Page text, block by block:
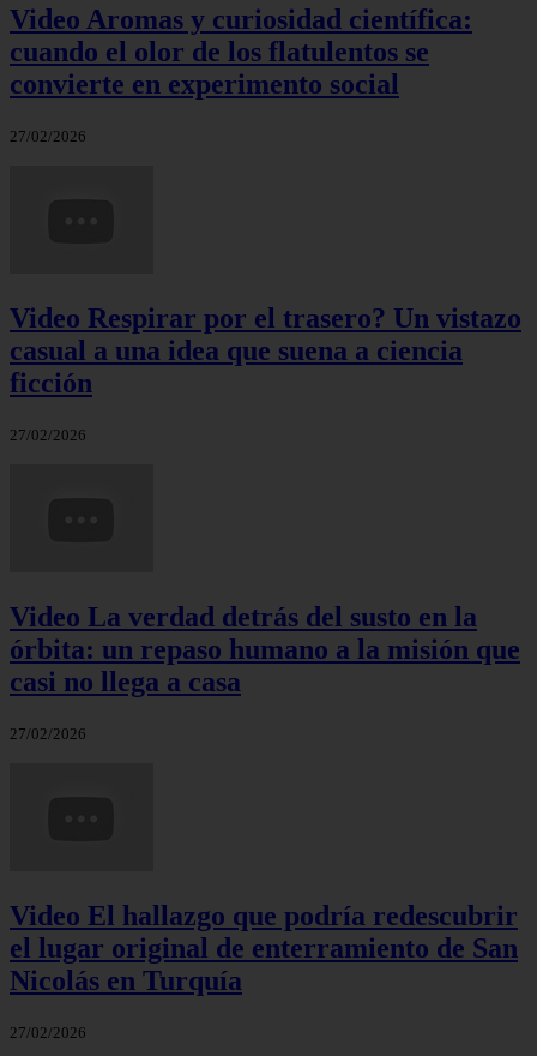
Video Aromas y curiosidad científica:
cuando el olor de los flatulentos se
convierte en experimento social
27/02/2026
Video Respirar por el trasero? Un vistazo
casual a una idea que suena a ciencia
ficción
27/02/2026
Video La verdad detrás del susto en la
órbita: un repaso humano a la misión que
casi no llega a casa
27/02/2026
Video El hallazgo que podría redescubrir
el lugar original de enterramiento de San
Nicolás en Turquía
27/02/2026